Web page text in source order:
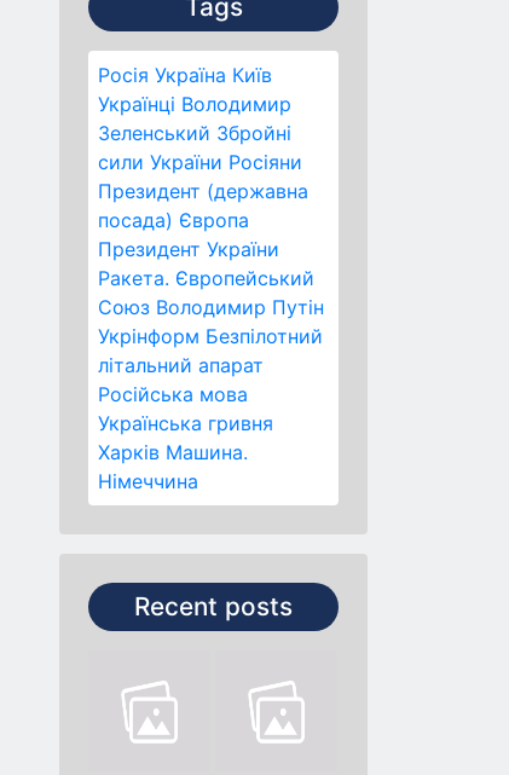
Tags
Росія Україна Київ
Українці Володимир
Зеленський Збройні
сили України Росіяни
Президент (державна
посада) Європа
Президент України
Ракета. Європейський
Союз Володимир Путін
Укрінформ Безпілотний
літальний апарат
Російська мова
Українська гривня
Харків Машина.
Німеччина
Recent posts